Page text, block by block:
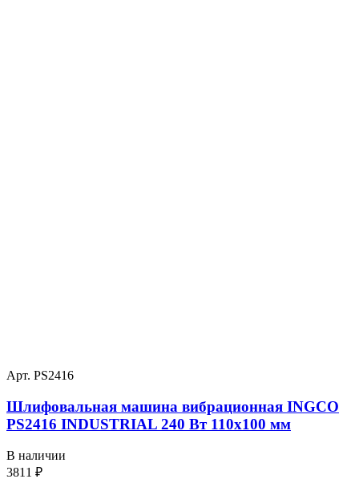
Арт. PS2416
Шлифовальная машина вибрационная INGCO
PS2416 INDUSTRIAL 240 Вт 110х100 мм
В наличии
3811 ₽